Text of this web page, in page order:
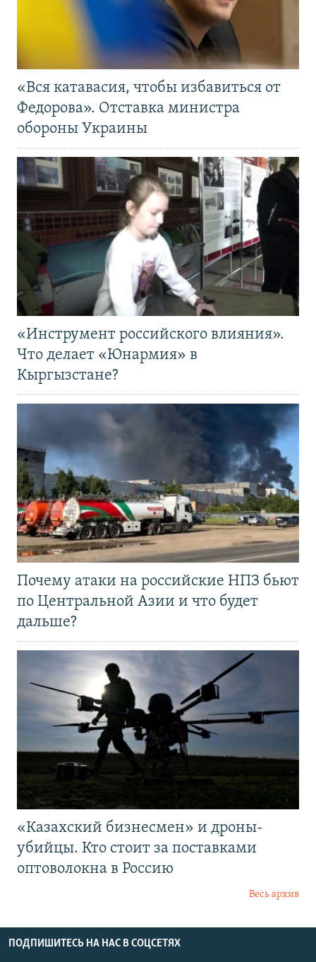
«Вся катавасия, чтобы избавиться от
Федорова». Отставка министра
обороны Украины
«Инструмент российского влияния».
Что делает «Юнармия» в
Кыргызстане?
Почему атаки на российские НПЗ бьют
по Центральной Азии и что будет
дальше?
«Казахский бизнесмен» и дроны-
убийцы. Кто стоит за поставками
оптоволокна в Россию
Весь архив
ПОДПИШИТЕСЬ НА НАС В СОЦСЕТЯХ